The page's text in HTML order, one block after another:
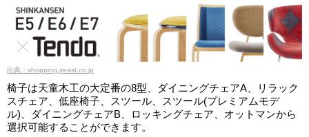
出典：shopping.jreast.co.jp
椅子は天童木工の大定番の8型、ダイニングチェアA、リラック
スチェア、低座椅子、スツール、スツール(プレミアムモデ
ル)、ダイニングチェアB、ロッキングチェア、オットマンから
選択可能することができます。